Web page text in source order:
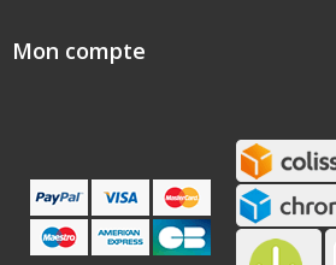
Mon compte